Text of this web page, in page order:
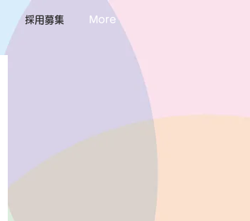
採用募集 More